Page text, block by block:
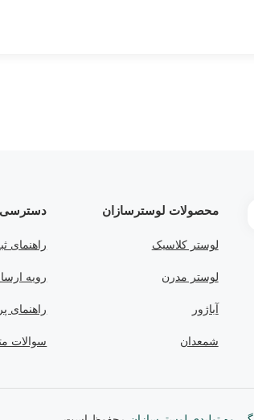
محصولات لوسترسازان
لوستر کلاسیک
لوستر مدرن
آباژور
شمعدان
دسترسی
راهنمای
رویه
راهنمای
سوالات